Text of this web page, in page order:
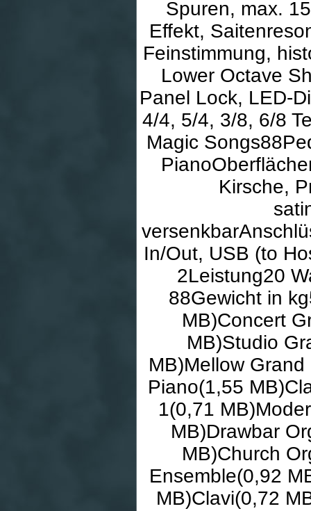
Spuren, max.
Effekt,
Feinstimmung,
Lower Octave
Panel Lock, LED-
4/4, 5/4, 3/8, 6/8
Magic
Kirsche,
In/Out, USB (to
2Leistung20
88Gewicht in
MB)Concert
MB)Studio
MB)Mellow
Piano(1,55
1(0,71
MB)Drawbar
MB)Church
Ensemble(0,92
MB)Clavi(0,72